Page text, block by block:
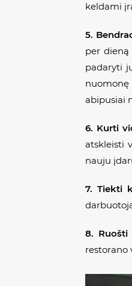
keldami
5.
per
padaryti
nuomonę
abipusiai
6. Kurti
atskleisti
nauju
7. Tiekti
8. Ruošti
restorano